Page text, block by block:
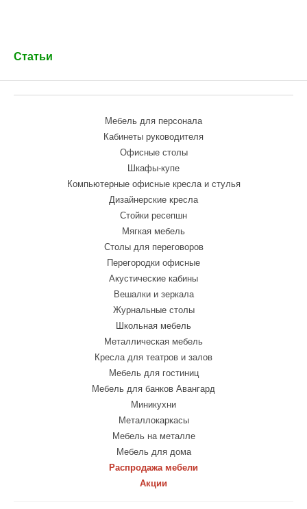
Статьи
Мебель для персонала
Кабинеты руководителя
Офисные столы
Шкафы-купе
Компьютерные офисные кресла и стулья
Дизайнерские кресла
Стойки ресепшн
Мягкая мебель
Столы для переговоров
Перегородки офисные
Акустические кабины
Вешалки и зеркала
Журнальные столы
Школьная мебель
Металлическая мебель
Кресла для театров и залов
Мебель для гостиниц
Мебель для банков Авангард
Миникухни
Металлокаркасы
Мебель на металле
Мебель для дома
Распродажа мебели
Акции